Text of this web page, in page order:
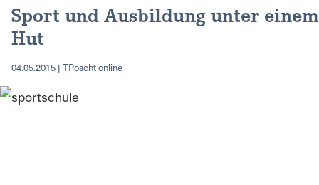
Sport und Ausbildung unter einem
Hut
04.05.2015 | TPoscht online